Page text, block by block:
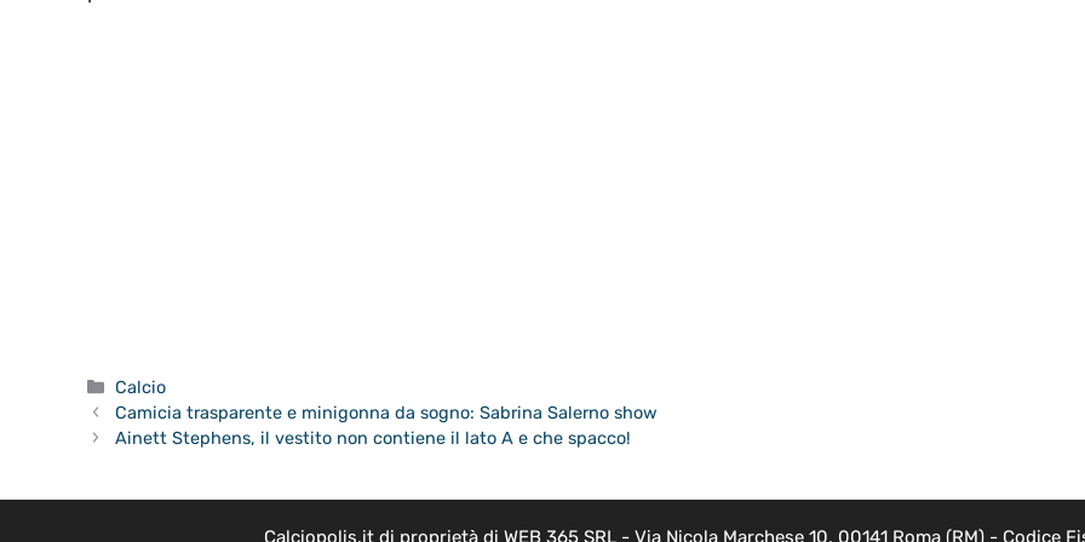
Categorie
Calcio
Camicia trasparente e minigonna da sogno: Sabrina Salerno show
Ainett Stephens, il vestito non contiene il lato A e che spacco!
Calciopolis.it di proprietà di WEB 365 SRL - Via Nicola Marchese 10, 00141 Roma (RM) - Codice